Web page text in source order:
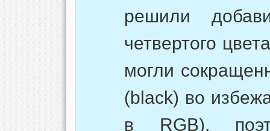
решили
четвертого
могли
(black) во
в RGB),